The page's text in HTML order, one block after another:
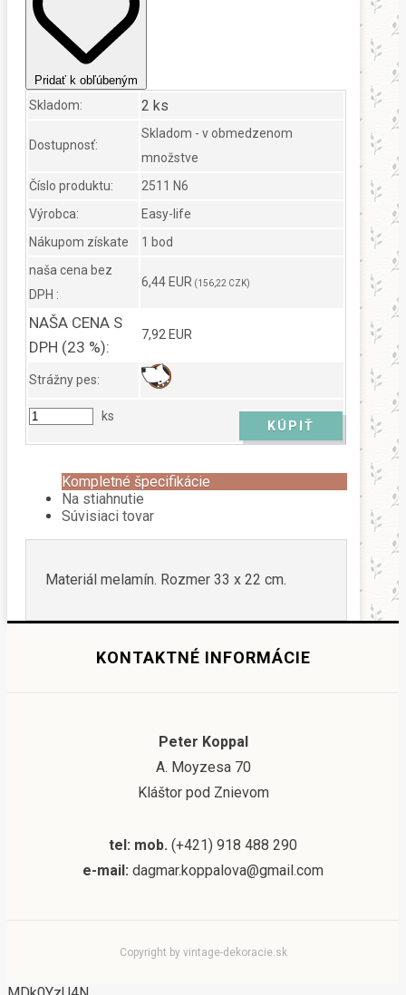
Pridať k obľúbeným
Skladom: 2 ks
Dostupnosť:
Skladom - v obmedzenom
množstve
Číslo produktu:
2511 N6
Výrobca:
Easy-life
Nákupom získate
1 bod
naša cena bez
DPH :
6,44 EUR (156,22 CZK)
NAŠA CENA S
DPH (23 %):
7,92 EUR
Strážny pes:
ks
Kompletné špecifikácie
Na stiahnutie
Súvisiaci tovar
Materiál melamín. Rozmer 33 x 22 cm.
KONTAKTNÉ INFORMÁCIE
Peter Koppal
A. Moyzesa 70
Kláštor pod Znievom
tel: mob. (+421) 918 488 290
e-mail: dagmar.koppalova@gmail.com
Copyright by vintage-dekoracie.sk